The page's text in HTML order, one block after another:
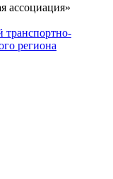
ассоциация»
транспортно-
региона